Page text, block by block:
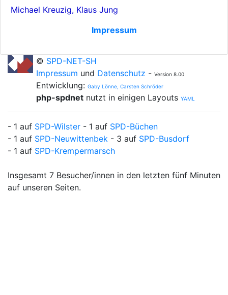
Michael Kreuzig, Klaus Jung
Impressum
© SPD-NET-SH
Impressum und Datenschutz - Version 8.00
Entwicklung: Gaby Lönne, Carsten Schröder
php-spdnet nutzt in einigen Layouts YAML
- 1 auf SPD-Wilster - 1 auf SPD-Büchen
- 1 auf SPD-Neuwittenbek - 3 auf SPD-Busdorf
- 1 auf SPD-Krempermarsch
Insgesamt 7 Besucher/innen in den letzten fünf Minuten
auf unseren Seiten.